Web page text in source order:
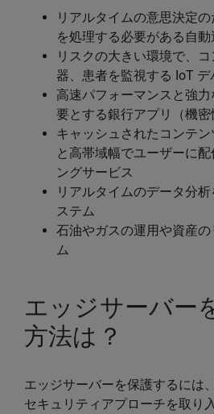
リアルタイムの意思決定
を処理する必要がある自
リスクの大きい環境で、
器、患者を監視する IoT デ
高速パフォーマンスと強
要とする銀行アプリ（機密
キャッシュされたコンテ
と高帯域幅でユーザーに
ングサービス
リアルタイムのデータ分
ステム
石油やガスの運用や資産
ム
エッジサーバー
方法は？
エッジサーバーを保護するには
セキュリティアプローチを取り